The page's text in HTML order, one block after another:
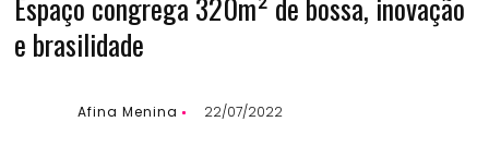
e brasilidade
Afina Menina 22/07/2022